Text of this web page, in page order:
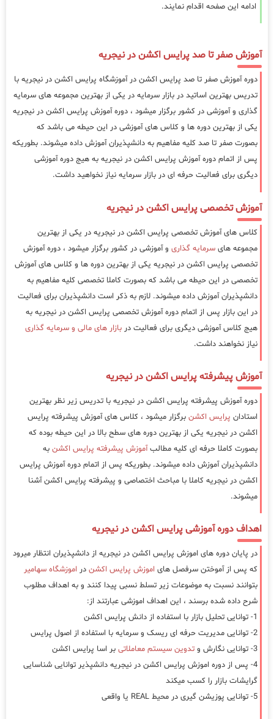
ادامه این صفحه اقدام نمایند.
آموزش صفر تا صد پرایس اکشن در نیجریه
دوره آموزش صفر تا صد پرایس اکشن در آموزشگاه پرایس اکشن در نیجریه با
تدریس بهترین اساتید در بازار سرمایه در یکی از بهترین مجموعه های سرمایه
گذاری و آموزشی در کشور برگزار میشود ، دوره آموزش پرایس اکشن در نیجریه
یکی از بهترین دوره ها و کلاس های آموزشی در این حیطه می باشد که
بصورت صفر تا صد کلیه مفاهیم به دانشپذیران آموزش داده میشوند. بطوریکه
پس از اتمام دوره آموزش پرایس اکشن در نیجریه به هیج دوره آموزشی
دیگری برای فعالیت حرفه ای در بازار سرمایه نیاز نخواهید داشت.
آموزش تخصصی پرایس اکشن در نیجریه
کلاس های آموزش تخصصی پرایس اکشن در نیجریه در یکی از بهترین
مجموعه های سرمایه گذاری و آموزشی در کشور برگزار میشود ، دوره آموزش
تخصصی پرایس اکشن در نیجریه یکی از بهترین دوره ها و کلاس های آموزش
تخصصی در این حیطه می باشد که بصورت کاملا تخصصی کلیه مفاهیم به
دانشپذیران آموزش داده میشوند. لازم به ذکر است دانشپذیران برای فعالیت
در این بازار پس از اتمام دوره آموزش تخصصی پرایس اکشن در نیجریه به
هیج کلاس آموزشی دیگری برای فعالیت در بازار های مالی و سرمایه گذاری
نیاز نخواهند داشت.
آموزش پیشرفته پرایس اکشن در نیجریه
دوره آموزش پیشرفته پرایس اکشن در نیجریه با تدریس زیر نظر بهترین
استادان پرایس اکشن برگزار میشود ، کلاس های آموزش پیشرفته پرایس
اکشن در نیجریه یکی از بهترین دوره های سطح بالا در این حیطه بوده که
بصورت کاملا حرفه ای کلیه مطالبآموزش پیشرفته پرایس اکشن به
دانشپذیران آموزش داده میشوند. بطوریکه پس از اتمام دوره آموزش پرایس
اکشن در نیجریه کاملا با مباحث اختصاصی و پیشرفته پرایس اکشن آشنا
میشوند.
اهداف دوره آموزشی پرایس اکشن در نیجریه
در پایان دوره های اموزش پرایس اکشن در نیجریه از دانشپذیران انتظار میرود
که پس از آموختن سرفصل های اموزش پرایس اکشن در اموزشگاه سهامیر
بتوانند نسبت به موضوعات زیر تسلط نسبی پیدا کنند و به اهداف مطلوب
شرح داده شده برسند ، این اهداف اموزشی عبارتند از:
1- توانایی تحلیل بازار با استفاده از دانش پرایس اکشن
2- توانایی مدیریت حرفه ای ریسک و سرمایه با استفاده از اصول پرایس
3- توانایی نگارش و
تدوین سیستم معاملاتی بر اسا پرایس اکشن
4- پس از دوره اموزش پرایس اکشن در نیجریه دانشپذیر توانایی شناسایی
گرایشات بازار را کسب میکند
5- توانایی پوزیشن گیری در محیط REAL یا واقعی